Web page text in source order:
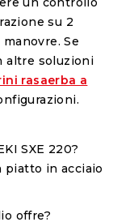
su 2
Se
altre soluzioni
rasaerba a
SXE 220?
piatto in acciaio
offre?